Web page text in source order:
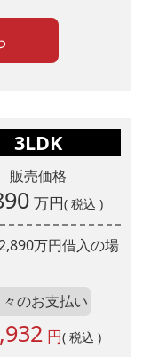
3LDK
販売価格
万円( 税込 )
万円借入の場
々のお支払い
円( 税込 )